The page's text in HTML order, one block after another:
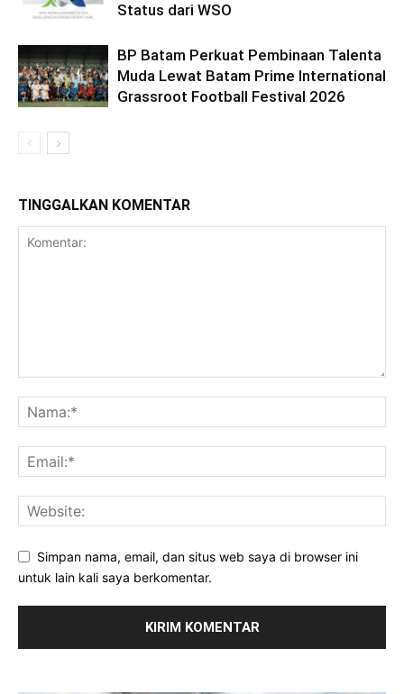
Status dari WSO
BP Batam Perkuat Pembinaan Talenta
Muda Lewat Batam Prime International
Grassroot Football Festival 2026
TINGGALKAN KOMENTAR
Simpan nama, email, dan situs web saya di browser ini
untuk lain kali saya berkomentar.